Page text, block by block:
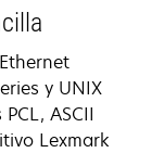
y UNIX
ASCII
Lexmark